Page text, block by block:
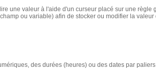
une valeur à l'aide d'un curseur placé sur une règle
ou variable) afin de stocker ou modifier la valeur
des durées (heures) ou des dates par